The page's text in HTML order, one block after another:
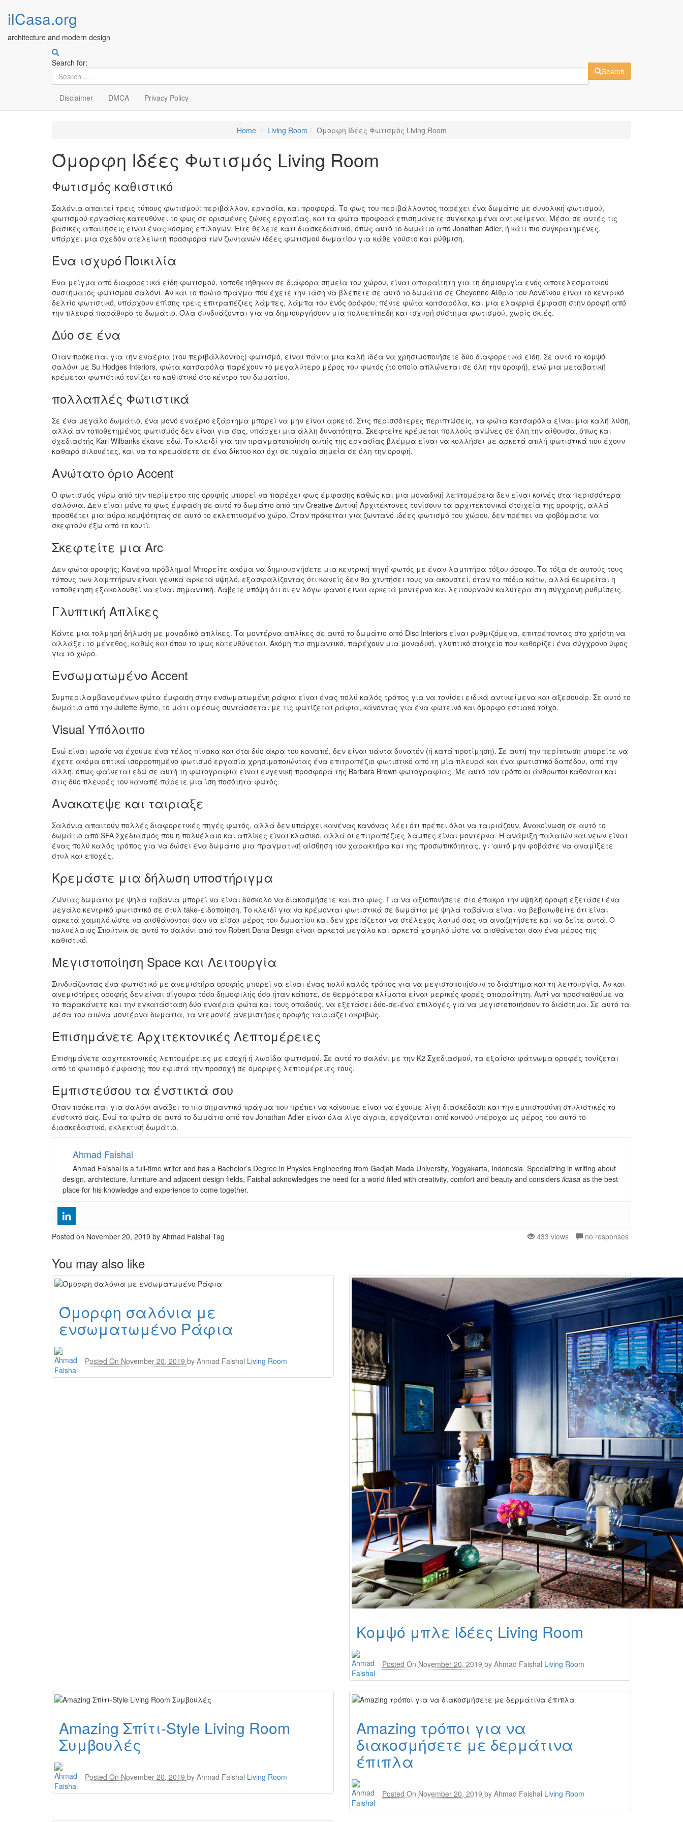
ilCasa.org
architecture and modern design
Search for:
Search
Disclaimer DMCA Privacy Policy
Home Living Room Όμορφη Ιδέες Φωτισμός Living Room
Όμορφη Ιδέες Φωτισμός Living Room
Φωτισμός καθιστικό
Σαλόνια απαιτεί τρεις τύπους φωτισμού: περιβάλλον, εργασία, και προφορά. Το φως του περιβάλλοντος παρέχει ένα δωμάτιο με συνολική φωτισμού,
φωτισμού εργασίας κατευθύνει το φως σε ορισμένες ζώνες εργασίας, και τα φώτα προφορά επισημάνετε συγκεκριμένα αντικείμενα. Μέσα σε αυτές τις
βασικές απαιτήσεις είναι ένας κόσμος επιλογών. Είτε θέλετε κάτι διασκεδαστικό, όπως αυτό το δωμάτιο από Jonathan Adler, ή κάτι πιο συγκρατημένες,
υπάρχει μια σχεδόν ατελείωτη προσφορά των ζωντανών ιδέες φωτισμού δωματίου για κάθε γούστο και ρύθμιση.
Ένα ισχυρό Ποικιλία
Ένα μείγμα από διαφορετικά είδη φωτισμού, τοποθετήθηκαν σε διάφορα σημεία του χώρου, είναι απαραίτητη για τη δημιουργία ενός αποτελεσματικού
συστήματος φωτισμού σαλόνι. Αν και το πρώτο πράγμα που έχετε την τάση να βλέπετε σε αυτό το δωμάτιο σε Cheyenne Αίθριο του Λονδίνου είναι το κεντρικό
δελτίο φωτιστικό, υπάρχουν επίσης τρεις επιτραπέζιες λάμπες, λάμπα του ενός ορόφου, πέντε φώτα κατσαρόλα, και μια ελαφριά έμφαση στην οροφή από
την πλευρά παράθυρο το δωμάτιο. Όλα συνδυάζονται για να δημιουργήσουν μια πολυεπίπεδη και ισχυρή σύστημα φωτισμού, χωρίς σκιές.
Δύο σε ένα
Όταν πρόκειται για την εναέρια (του περιβάλλοντος) φωτισμό, είναι πάντα μια καλή ιδέα να χρησιμοποιήσετε δύο διαφορετικά είδη. Σε αυτό το κομψό
σαλόνι με Su Hodges Interiors, φώτα κατσαρόλα παρέχουν το μεγαλύτερο μέρος του φωτός (το οποίο απλώνεται σε όλη την οροφή), ενώ μια μεταβατική
κρέμεται φωτιστικό τονίζει το καθιστικό στο κέντρο του δωματίου.
πολλαπλές Φωτιστικά
Σε ένα μεγάλο δωμάτιο, ένα μονό εναέριο εξάρτημα μπορεί να μην είναι αρκετό. Στις περισσότερες περιπτώσεις, τα φώτα κατσαρόλα είναι μια καλή λύση,
αλλά αν τοποθετημένος φωτισμός δεν είναι για σας, υπάρχει μια άλλη δυνατότητα. Σκεφτείτε κρέμεται πολλούς αγώνες σε όλη την αίθουσα, όπως και
σχεδιαστής Kari Wilbanks έκανε εδώ. Το κλειδί για την πραγματοποίηση αυτής της εργασίας βλέμμα είναι να κολλήσει με αρκετά απλή φωτιστικά που έχουν
καθαρό σιλουέτες, και να τα κρεμάσετε σε ένα δίκτυο και όχι σε τυχαία σημεία σε όλη την οροφή.
Ανώτατο όριο Accent
Ο φωτισμός γύρω από την περίμετρο της οροφής μπορεί να παρέχει φως έμφασης καθώς και μια μοναδική λεπτομέρεια δεν είναι κοινές στα περισσότερα
σαλόνια. Δεν είναι μόνο το φως έμφαση σε αυτό το δωμάτιο από την Creative Δυτική Αρχιτέκτονες τονίσουν τα αρχιτεκτονικά στοιχεία της οροφής, αλλά
προσθέτει μια αύρα κομψότητας σε αυτό το εκλεπτυσμένο χώρο. Όταν πρόκειται για ζωντανό ιδέες φωτισμό του χώρου, δεν πρέπει να φοβόμαστε να
σκεφτούν έξω από το κουτί.
Σκεφτείτε μια Arc
Δεν φώτα οροφής; Κανένα πρόβλημα! Μπορείτε ακόμα να δημιουργήσετε μια κεντρική πηγή φωτός με έναν λαμπτήρα τόξου όροφο. Τα τόξα σε αυτούς τους
τύπους των λαμπτήρων είναι γενικά αρκετά υψηλό, εξασφαλίζοντας ότι κανείς δεν θα χτυπήσει τους να ακουστεί, όταν τα πόδια κάτω, αλλά θεωρείται η
τοποθέτηση εξακολουθεί να είναι σημαντική. Λάβετε υπόψη ότι οι εν λόγω φανοί είναι αρκετά μοντέρνο και λειτουργούν καλύτερα στη σύγχρονη ρυθμίσεις.
Γλυπτική Απλίκες
Κάντε μια τολμηρή δήλωση με μοναδικό απλίκες. Τα μοντέρνα απλίκες σε αυτό το δωμάτιο από Disc Interiors είναι ρυθμιζόμενα, επιτρέποντας στο χρήστη να
αλλάξει το μέγεθος, καθώς και όπου το φως κατευθύνεται. Ακόμη πιο σημαντικό, παρέχουν μια μοναδική, γλυπτικό στοιχείο που καθορίζει ένα σύγχρονο ύφος
για το χώρο.
Ενσωματωμένο Accent
Συμπεριλαμβανομένων φώτα έμφαση στην ενσωματωμένη ράφια είναι ένας πολύ καλός τρόπος για να τονίσει ειδικά αντικείμενα και αξεσουάρ. Σε αυτό το
δωμάτιο από την Juliette Byrne, το μάτι αμέσως συντάσσεται με τις φωτίζεται ράφια, κάνοντας για ένα φωτεινό και όμορφο εστιακό τοίχο.
Visual Υπόλοιπο
Ενώ είναι ωραίο να έχουμε ένα τέλος πίνακα και στα δύο άκρα του καναπέ, δεν είναι πάντα δυνατόν (ή κατά προτίμηση). Σε αυτή την περίπτωση μπορείτε να
έχετε ακόμα οπτικά ισορροπημένο φωτισμό εργασία χρησιμοποιώντας ένα επιτραπέζιο φωτιστικό από τη μία πλευρά και ένα φωτιστικό δαπέδου, από την
άλλη, όπως φαίνεται εδώ σε αυτή τη φωτογραφία είναι ευγενική προσφορά της Barbara Brown φωτογραφίας. Με αυτό τον τρόπο οι άνθρωποι κάθονται και
στις δύο πλευρές του καναπέ πάρετε μια ίση ποσότητα φωτός.
Ανακατεψε και ταιριαξε
Σαλόνια απαιτούν πολλές διαφορετικές πηγές φωτός, αλλά δεν υπάρχει κανένας κανόνας λέει ότι πρέπει όλοι να ταιριάζουν. Ανακοίνωση σε αυτό το
δωμάτιο από SFA Σχεδιασμός που η πολυέλαιο και απλίκες είναι κλασικό, αλλά οι επιτραπέζιες λάμπες είναι μοντέρνα. Η ανάμιξη παλαιών και νέων είναι
ένας πολύ καλός τρόπος για να δώσει ένα δωμάτιο μια πραγματική αίσθηση του χαρακτήρα και της προσωπικότητας, γι ‘αυτό μην φοβάστε να αναμίξετε
στυλ και εποχές.
Κρεμάστε μια δήλωση υποστήριγμα
Ζώντας δωμάτια με ψηλά ταβάνια μπορεί να είναι δύσκολο να διακοσμήσετε και στο φως. Για να αξιοποιήσετε στο έπακρο την υψηλή οροφή εξετάσει ένα
μεγάλο κεντρικό φωτιστικό σε στυλ take-ειδοποίηση. Το κλειδί για να κρέμονται φωτιστικά σε δωμάτια με ψηλά ταβάνια είναι να βεβαιωθείτε ότι είναι
αρκετά χαμηλό ώστε να αισθάνονται σαν να είσαι μέρος του δωματίου και δεν χρειάζεται να στέλεχος λαιμό σας να αναζητήσετε και να δείτε αυτά. Ο
πολυέλαιος Σπούτνικ σε αυτό το σαλόνι από τον Robert Dana Design είναι αρκετά μεγάλο και αρκετά χαμηλό ώστε να αισθάνεται σαν ένα μέρος της
καθιστικό.
Μεγιστοποίηση Space και Λειτουργία
Συνδυάζοντας ένα φωτιστικό με ανεμιστήρα οροφής μπορεί να είναι ένας πολύ καλός τρόπος για να μεγιστοποιήσουν το διάστημα και τη λειτουργία. Αν και
ανεμιστήρες οροφής δεν είναι σίγουρα τόσο δημοφιλής όσο ήταν κάποτε, σε θερμότερα κλίματα είναι μερικές φορές απαραίτητη. Αντί να προσπαθούμε να
το παρακάνετε και την εγκατάσταση δύο εναέρια φώτα και τους οπαδούς, να εξετάσει δύο-σε-ένα επιλογές για να μεγιστοποιήσουν το διάστημα. Σε αυτό τα
μέσα του αιώνα μοντέρνα δωμάτια, τα ντεμοντέ ανεμιστήρες οροφής ταιριάζει ακριβώς.
Επισημάνετε Αρχιτεκτονικές Λεπτομέρειες
Επισημάνετε αρχιτεκτονικές λεπτομέρειες με εσοχή ή λωρίδα φωτισμού. Σε αυτό το σαλόνι με την Κ2 Σχεδιασμού, τα εξαίσια φάτνωμα οροφές τονίζεται
από το φωτισμό έμφασης που εφιστά την προσοχή σε όμορφες λεπτομέρειες τους.
Εμπιστεύσου τα ένστικτά σου
Όταν πρόκειται για σαλόνι ανάβει το πιο σημαντικό πράγμα που πρέπει να κάνουμε είναι να έχουμε λίγη διασκέδαση και την εμπιστοσύνη στυλιστικές το
ένστικτό σας. Ενώ τα φώτα σε αυτό το δωμάτιο από τον Jonathan Adler είναι όλα λίγο άγρια, εργάζονται από κοινού υπέροχα ως μέρος του αυτό το
διασκεδαστικό, εκλεκτική δωμάτιο.
Ahmad Faishal
Ahmad Faishal is a full-time writer and has a Bachelor’s Degree in Physics Engineering from Gadjah Mada University, Yogyakarta, Indonesia. Specializing in writing about
design, architecture, furniture and adjacent design fields, Faishal acknowledges the need for a world filled with creativity, comfort and beauty and considers ilcasa as the best
place for his knowledge and experience to come together.
Posted on November 20, 2019 by Ahmad Faishal Tag 433 views no responses
You may also like
Όμορφη σαλόνια με
ενσωματωμένο Ράφια
Posted On November 20, 2019 by Ahmad Faishal Living Room
Κομψό μπλε Ιδέες Living Room
Posted On November 20, 2019 by Ahmad Faishal Living Room
Amazing Σπίτι-Style Living Room
Συμβουλές
Posted On November 20, 2019 by Ahmad Faishal Living Room
Amazing τρόποι για να
διακοσμήσετε με δερμάτινα
έπιπλα
Posted On November 20, 2019 by Ahmad Faishal Living Room